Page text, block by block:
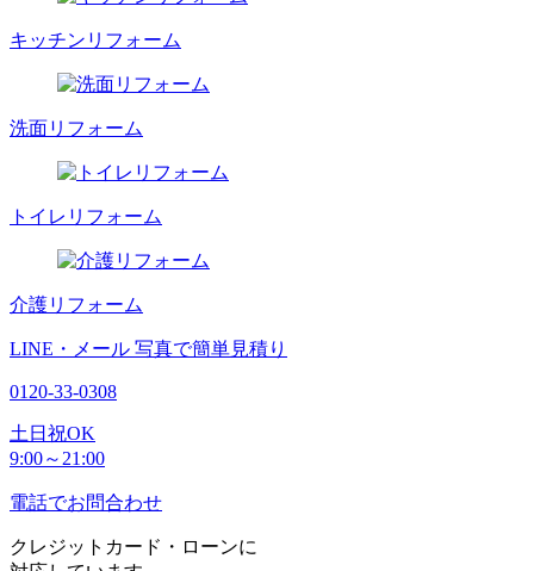
キッチンリフォーム
洗面リフォーム
トイレリフォーム
介護リフォーム
LINE・メール 写真で簡単見積り
0120-33-0308
土日祝OK
9:00～21:00
電話でお問合わせ
クレジットカード・ローンに